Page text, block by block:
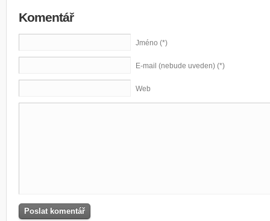
Komentář
Jméno (*)
E-mail (nebude uveden) (*)
Web